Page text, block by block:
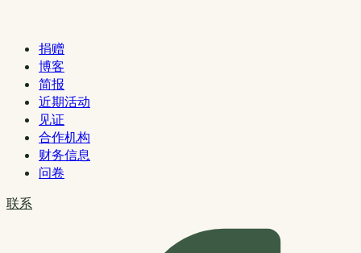
捐赠
博客
简报
近期活动
见证
合作机构
财务信息
问卷
联系